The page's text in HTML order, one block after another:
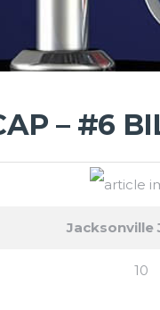
– #6
Jacksonville
10